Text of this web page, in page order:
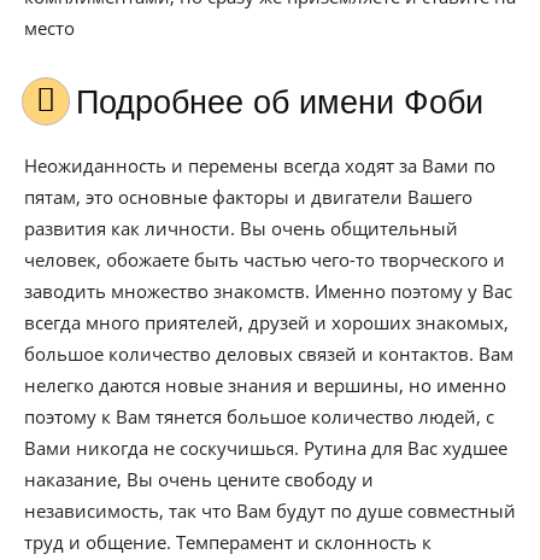
место
Подробнее об имени Фоби
Неожиданность и перемены всегда ходят за Вами по
пятам, это основные факторы и двигатели Вашего
развития как личности. Вы очень общительный
человек, обожаете быть частью чего-то творческого и
заводить множество знакомств. Именно поэтому у Вас
всегда много приятелей, друзей и хороших знакомых,
большое количество деловых связей и контактов. Вам
нелегко даются новые знания и вершины, но именно
поэтому к Вам тянется большое количество людей, с
Вами никогда не соскучишься. Рутина для Вас худшее
наказание, Вы очень цените свободу и
независимость, так что Вам будут по душе совместный
труд и общение. Темперамент и склонность к